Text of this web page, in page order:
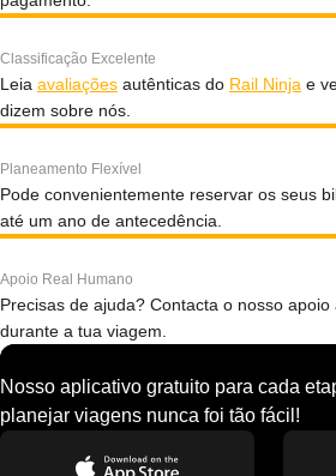
Classificação Excelente
Leia avaliações autênticas do Rail Ninja e
dizem sobre nós.
Planeamento Flexível
Pode convenientemente reservar os seus
até um ano de antecedência.
Apoio Real Humano
Precisas de ajuda? Contacta o nosso
durante a tua viagem.
Nosso aplicativo gratuito para cada
planejar viagens nunca foi tão fácil!